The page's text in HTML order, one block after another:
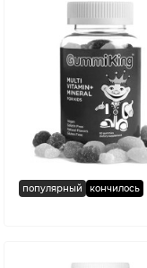
популярный кончилось